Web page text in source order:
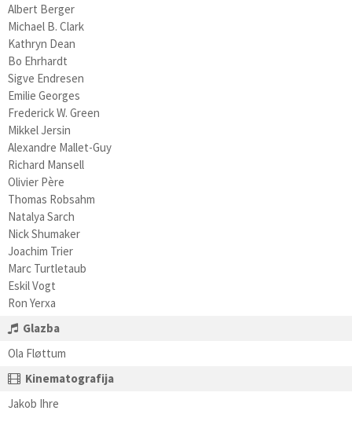
Albert Berger
Michael B. Clark
Kathryn Dean
Bo Ehrhardt
Sigve Endresen
Emilie Georges
Frederick W. Green
Mikkel Jersin
Alexandre Mallet-Guy
Richard Mansell
Olivier Père
Thomas Robsahm
Natalya Sarch
Nick Shumaker
Joachim Trier
Marc Turtletaub
Eskil Vogt
Ron Yerxa
Glazba
Ola Fløttum
Kinematografija
Jakob Ihre